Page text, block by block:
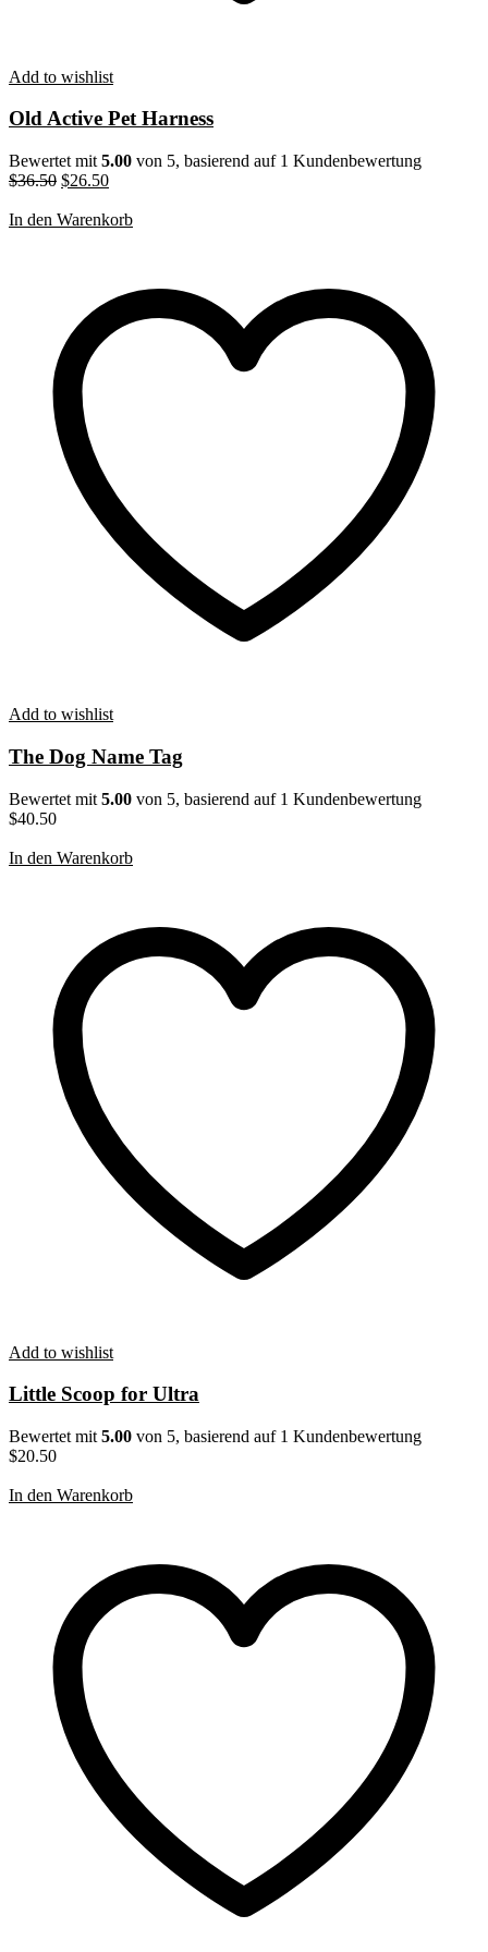
Add to wishlist
Old Active Pet Harness
Bewertet mit 5.00 von 5, basierend auf 1 Kundenbewertung
$36.50 Ursprünglicher
war:
$26.50Aktueller
ist:
In den Warenkorb
Add to wishlist
The Dog Name Tag
Bewertet mit 5.00 von 5, basierend auf 1 Kundenbewertung
$40.50
In den Warenkorb
Add to wishlist
Little Scoop for Ultra
Bewertet mit 5.00 von 5, basierend auf 1 Kundenbewertung
$20.50
In den Warenkorb